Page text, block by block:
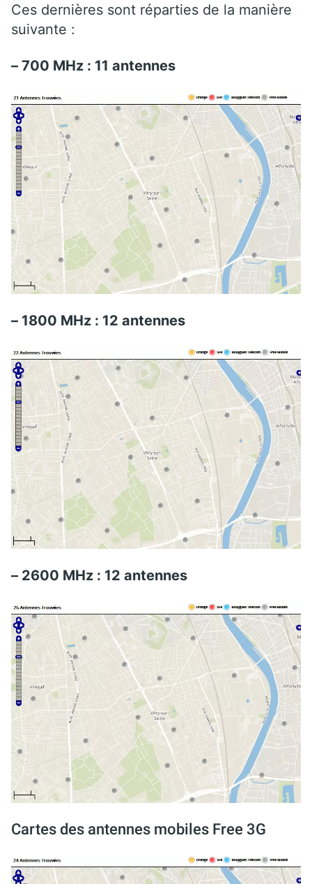
Ces dernières sont réparties de la manière
suivante :
– 700 MHz : 11 antennes
– 1800 MHz : 12 antennes
– 2600 MHz : 12 antennes
Cartes des antennes mobiles Free 3G